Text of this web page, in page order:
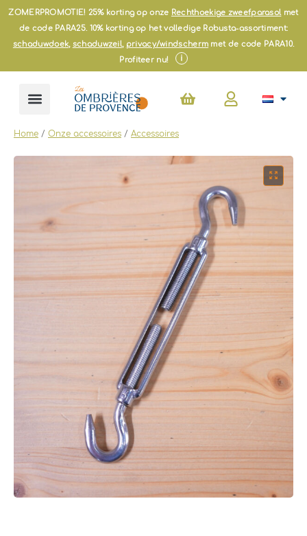
GaZOMERPROMOTIE! 25% korting op onze Rechthoekige zweefparasol met
de code PARA25. 10% korting op het volledige Robusta-assortiment:
schaduwdoek, schaduwzeil, privacy/windscherm met de code PARA10.
Profiteer nu! i
Winkelwagen
Home / Onze accessoires / Accessoires